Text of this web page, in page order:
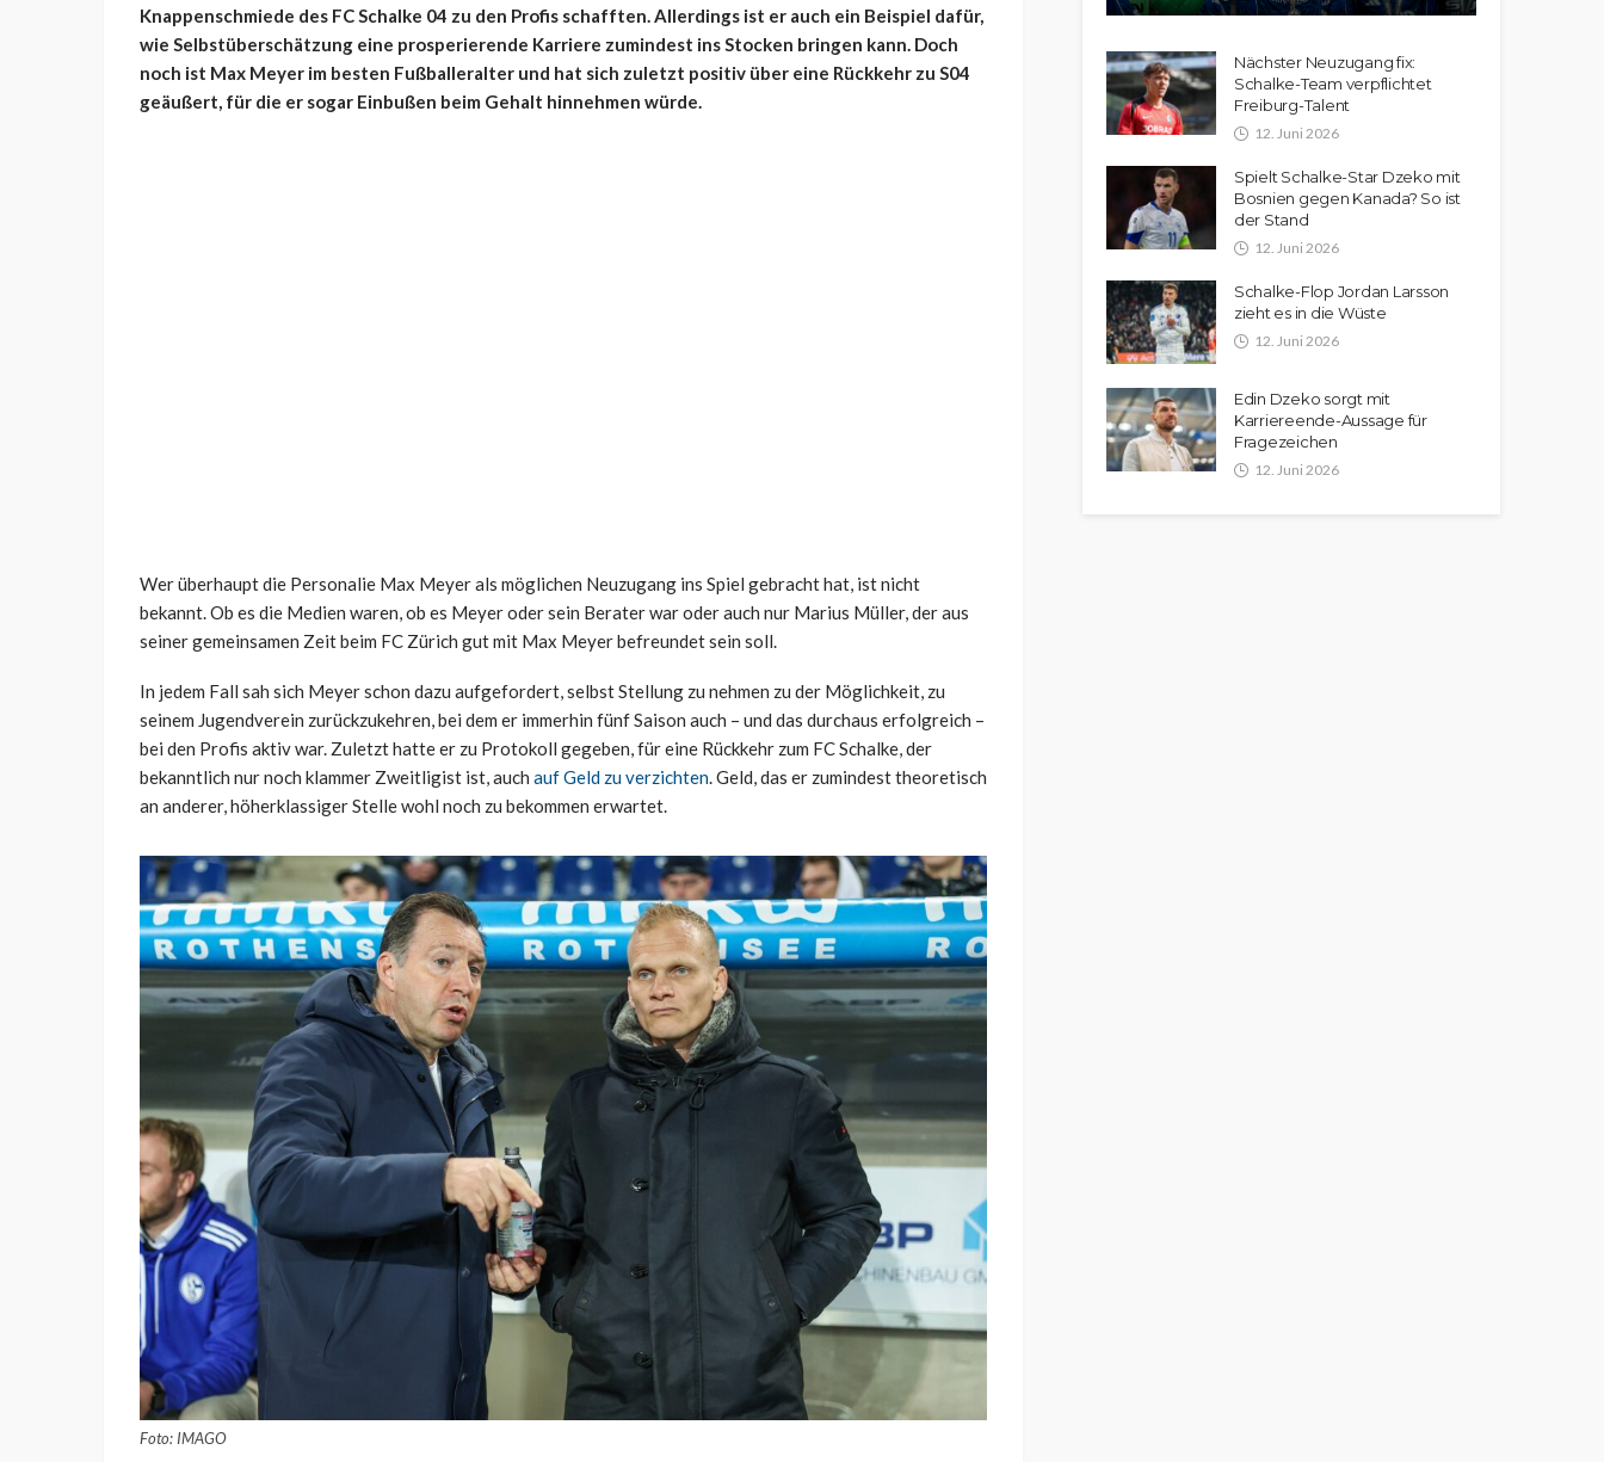
Knappenschmiede des FC Schalke 04 zu den Profis schafften. Allerdings ist er auch ein Beispiel dafür,
wie Selbstüberschätzung eine prosperierende Karriere zumindest ins Stocken bringen kann. Doch
noch ist Max Meyer im besten Fußballeralter und hat sich zuletzt positiv über eine Rückkehr zu S04
geäußert, für die er sogar Einbußen beim Gehalt hinnehmen würde.
Wer überhaupt die Personalie Max Meyer als möglichen Neuzugang ins Spiel gebracht hat, ist nicht
bekannt. Ob es die Medien waren, ob es Meyer oder sein Berater war oder auch nur Marius Müller, der aus
seiner gemeinsamen Zeit beim FC Zürich gut mit Max Meyer befreundet sein soll.
In jedem Fall sah sich Meyer schon dazu aufgefordert, selbst Stellung zu nehmen zu der Möglichkeit, zu
seinem Jugendverein zurückzukehren, bei dem er immerhin fünf Saison auch – und das durchaus erfolgreich –
bei den Profis aktiv war. Zuletzt hatte er zu Protokoll gegeben, für eine Rückkehr zum FC Schalke, der
bekanntlich nur noch klammer Zweitligist ist, auch auf Geld zu verzichten. Geld, das er zumindest theoretisch
an anderer, höherklassiger Stelle wohl noch zu bekommen erwartet.
Foto: IMAGO
Nächster Neuzugang fix:
Schalke-Team verpflichtet
Freiburg-Talent
12. Juni 2026
Spielt Schalke-Star Dzeko mit
Bosnien gegen Kanada? So ist
der Stand
12. Juni 2026
Schalke-Flop Jordan Larsson
zieht es in die Wüste
12. Juni 2026
Edin Dzeko sorgt mit
Karriereende-Aussage für
Fragezeichen
12. Juni 2026